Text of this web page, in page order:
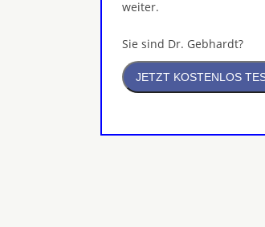
weiter.
Sie sind Dr. Gebhardt?